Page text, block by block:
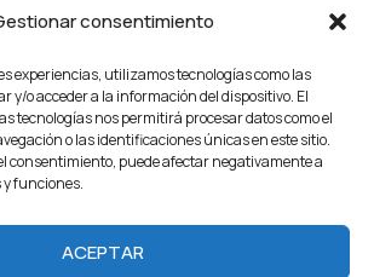
consentimiento
experiencias, utilizamos tecnologías como las
y/o acceder a la información del dispositivo. El
tecnologías nos permitirá procesar datos como el
o las identificaciones únicas en este sitio.
consentimiento, puede afectar negativamente a
funciones.
ACEPTAR
y pronto abrirá sus puertas.
Servicios